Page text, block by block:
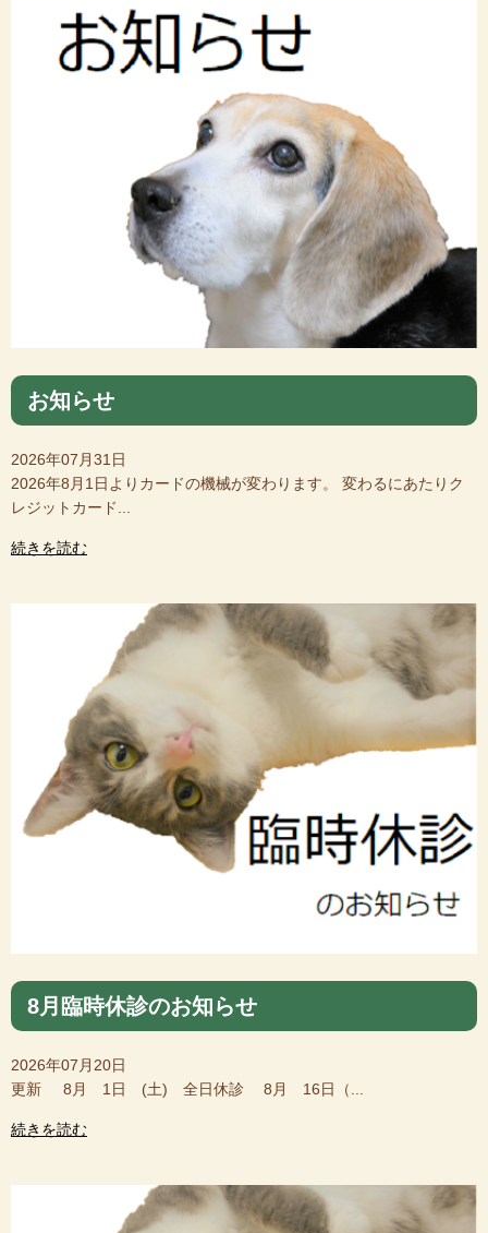
お知らせ
2026年07月31日
2026年8月1日よりカードの機械が変わります。 変わるにあたりク
レジットカード...
続きを読む
8月臨時休診のお知らせ
2026年07月20日
更新 8月 1日 (土) 全日休診 8月 16日（...
続きを読む